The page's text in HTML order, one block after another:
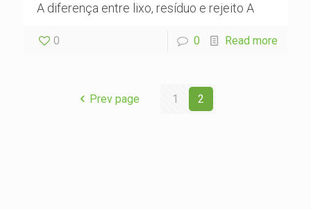
A diferença entre lixo, resíduo e rejeito A
0 0 Read more
Prev page 1 2